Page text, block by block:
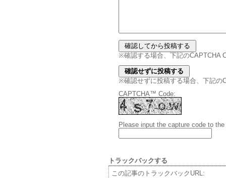
※確認する場合、下記のCAPTCHA
※確認せずに投稿する場合、下記の
CAPTCHA™ Code:
Please input the capture code to
トラックバックする
この記事のトラックバックURL: